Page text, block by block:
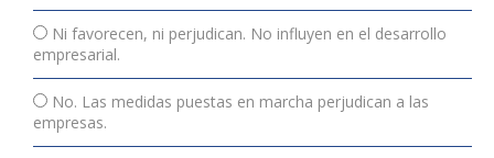
Ni favorecen, ni perjudican. No influyen en el desarrollo
empresarial.
No. Las medidas puestas en marcha perjudican a las
empresas.